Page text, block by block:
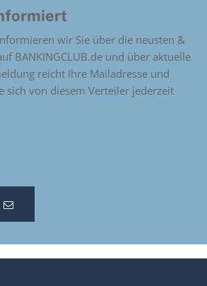
wir Sie über die neusten &
BANKINGCLUB.de und über aktuelle
reicht Ihre Mailadresse und
sich von diesem Verteiler jederzeit